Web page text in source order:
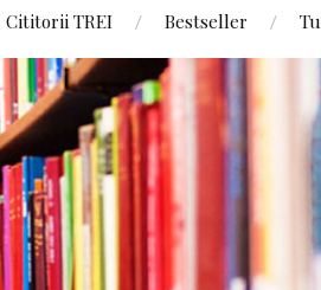
Cititorii TREI Bestseller